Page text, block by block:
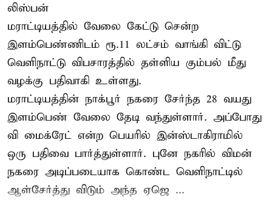
லிஸ்பன்
மராட்டியத்தில் வேலை கேட்டு சென்ற
இளம்பெண்ணிடம் ரூ.11 லட்சம் வாங்கி விட்டு
வெளிநாட்டு விபசாரத்தில் தள்ளிய கும்பல் மீது
வழக்கு பதிவாகி உள்ளது.
மராட்டியத்தின் நாக்பூர் நகரை சேர்ந்த 28 வயது
இளம்பெண் வேலை தேடி வந்துள்ளார். அப்போது
வி மைக்ரேட் என்ற பெயரில் இன்ஸ்டாகிராமில்
ஒரு பதிவை பார்த்துள்ளார். புனே நகரில் விமன்
நகரை அடிப்படையாக கொண்ட வெளிநாட்டில்
ஆள்சேர்த்து விடும் அந்த ஏஜெ ...